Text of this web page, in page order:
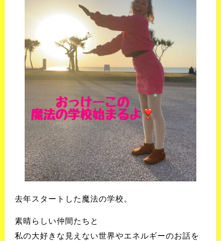
去年スタートした魔法の学校。
素晴らしい仲間たちと
私の大好きな見えない世界やエネルギーのお話を